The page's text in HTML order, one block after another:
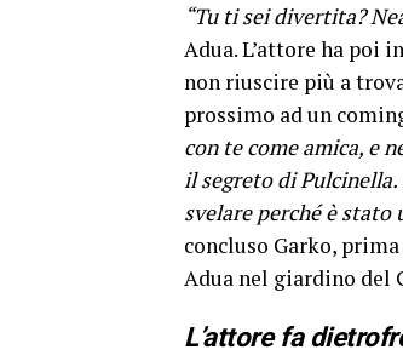
“Tu ti sei divertita?
Adua. L’attore ha poi
non riuscire più a
prossimo ad un
con te come amica, e
il segreto di
svelare perché è stato
concluso Garko,
Adua nel giardino del
L’attore fa